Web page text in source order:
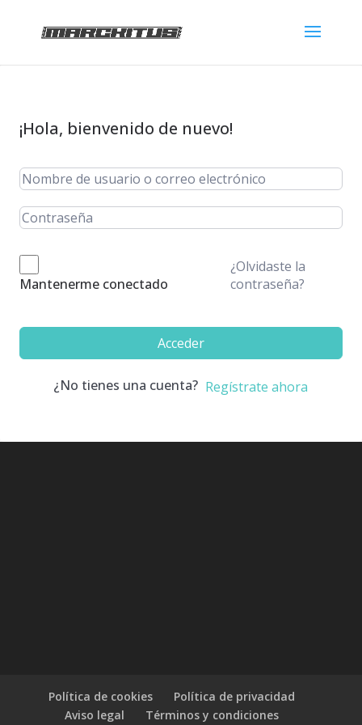
¡Hola, bienvenido de nuevo!
Mantenerme conectado
¿Olvidaste la
contraseña?
Acceder
¿No tienes una cuenta? Regístrate ahora
Política de cookies
Política de privacidad
Aviso legal
Términos y condiciones